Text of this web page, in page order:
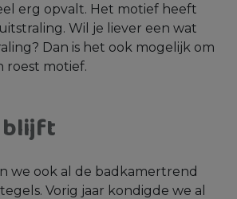
erg opvalt. Het motief heeft
Wil je liever een wat
Dan is het ook mogelijk om
roest motief.
we ook al de badkamertrend
Vorig jaar kondigde we al